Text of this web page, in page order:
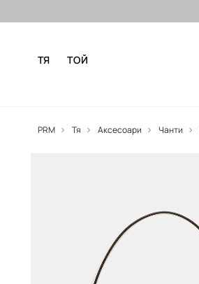
ТЯ ТОЙ
PRM Тя Аксесоари Чанти